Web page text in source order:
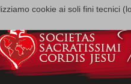
cookie ai soli fini tecnici